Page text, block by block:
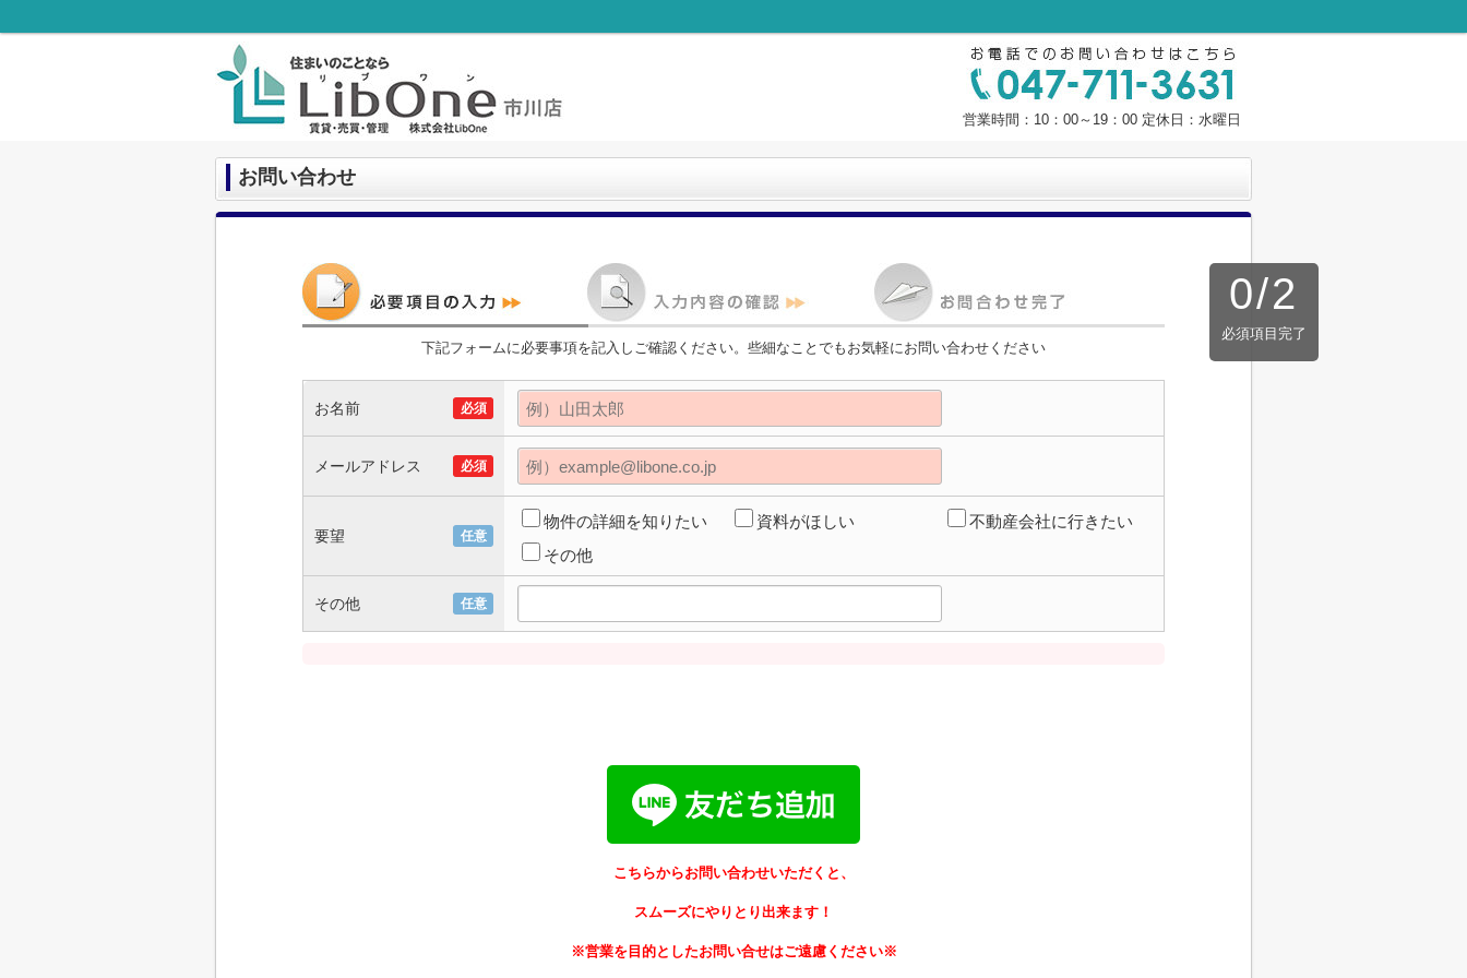
営業時間：10：00～19：00 定休日：水曜日
お問い合わせ
0/2
必須項目完了
下記フォームに必要事項を記入しご確認ください。些細なことでもお気軽にお問い合わせください
お名前 必須
メールアドレス 必須
要望 任意
物件の詳細を知りたい 資料がほしい
不動産会社に行きたい
その他
その他 任意
こちらからお問い合わせいただくと、
スムーズにやりとり出来ます！
※営業を目的としたお問い合せはご遠慮ください※